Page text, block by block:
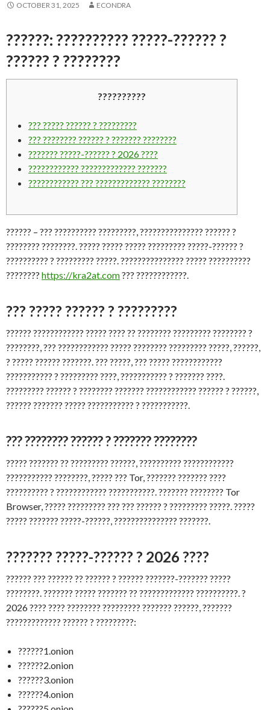
OCTOBER 31, 2025 ECONDRA
??????: ?????????? ?????-?????? ?
?????? ? ????????
??????????
??? ????? ?????? ? ?????????
??? ???????? ?????? ? ??????? ????????
??????? ?????-?????? ? 2026 ????
???????????? ????????????? ???????
???????????? ??? ????????????? ????????
?????? – ??? ?????????? ?????????, ??????????????? ?????? ?
???????? ????????. ????? ????? ????? ????????? ?????-?????? ?
?????????? ? ????????? ?????. ??????????????? ????? ??????????
???????? https://kra2at.com??? ????????????.
??? ????? ?????? ? ?????????
?????? ???????????? ????? ???? ?? ???????? ????????? ???????? ?
????????, ??? ???????????? ????? ???????? ????????? ?????, ??????,
? ????? ?????? ???????. ??? ?????, ??? ????? ????????????
??????????? ? ????????? ????, ??????????? ? ??????? ????.
????????? ?????? ? ???????? ??????? ???????????? ?????? ? ??????,
?????? ??????? ????? ??????????? ? ???????????.
??? ???????? ?????? ? ??????? ????????
????? ??????? ?? ????????? ??????, ?????????? ????????????
??????????? ????????, ????? ??? Tor, ??????? ??????? ????
?????????? ? ???????????? ???????????. ??????? ???????? Tor
Browser, ????? ????????? ??? ??? ?????? ? ????????? ?????. ?????
????? ??????? ?????-??????, ??????????????? ???????.
??????? ?????-?????? ? 2026 ????
?????? ??? ?????? ?? ?????? ? ?????? ???????-??????? ?????
????????. ??????? ????? ??????? ?? ????????????? ??????????. ?
2026 ???? ???? ???????? ????????? ??????? ??????, ???????
????????????? ?????? ? ?????????:
??????1.onion
??????2.onion
??????3.onion
??????4.onion